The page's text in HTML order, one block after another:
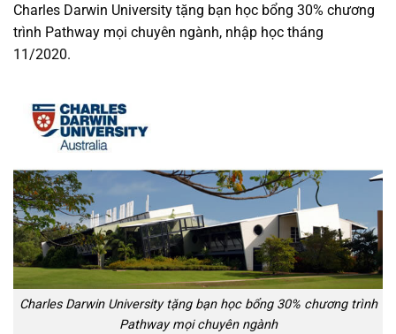
Charles Darwin University tặng bạn học bổng 30% chương
trình Pathway mọi chuyên ngành, nhập học tháng
11/2020.
Charles Darwin University tặng bạn học bổng 30% chương trình
Pathway mọi chuyên ngành